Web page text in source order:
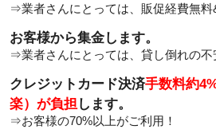
⇒業者さんにとっては、販促経費無料
お客様から集金します。
⇒業者さんにとっては、貸し倒れの不
クレジットカード決済手数料約
楽）が負担 します。
⇒お客様の70%以上がご利用！